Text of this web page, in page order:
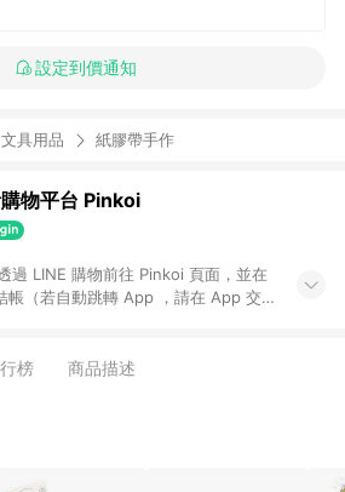
設定到價通知
文具用品 紙膠帶手作
物平台 Pinkoi
過 LINE 購物前往 Pinkoi 頁面，並在
帳（若自動跳轉 App ，請在 App 交
方優惠，例如首購優惠，P coins，
款不在此限。 6. APP 請更新至
募資商品，禮物卡，開館保證金，補
榜 商品描述